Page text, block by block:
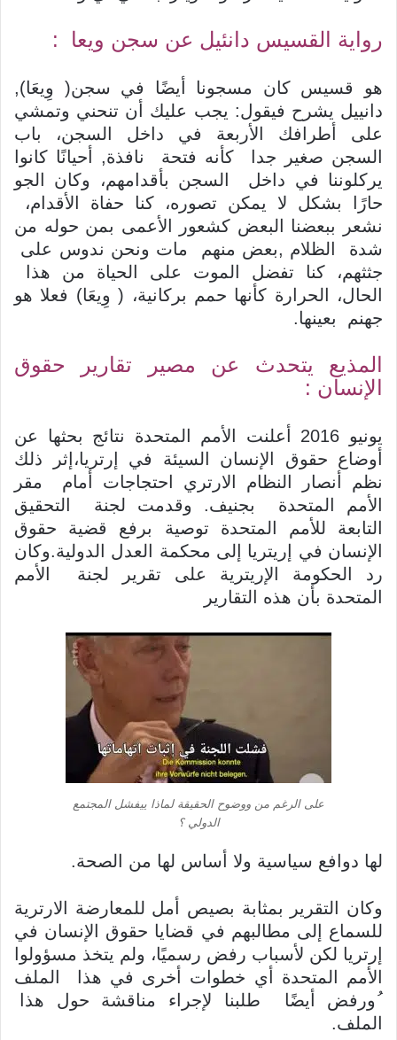
رواية القسيس دانئيل عن سجن ويعا :
هو قسيس كان مسجونا أيضًا في سجن( وِيعَا),
دانييل يشرح فيقول: يجب عليك أن تنحني وتمشي
على أطرافك الأربعة في داخل السجن، باب
السجن صغير جدا كأنه فتحة نافذة, أحيانًا كانوا
يركلوننا في داخل السجن بأقدامهم، وكان الجو
حارًا بشكل لا يمكن تصوره، كنا حفاة الأقدام،
نشعر ببعضنا البعض كشعور الأعمى بمن حوله من
شدة الظلام ,بعض منهم مات ونحن ندوس على
جثثهم، كنا تفضل الموت على الحياة من هذا
الحال، الحرارة كأنها حمم بركانية، ( وِيعَا) فعلا هو
جهنم بعينها.
المذيع يتحدث عن مصير تقارير حقوق
الإنسان :
يونيو 2016 أعلنت الأمم المتحدة نتائج بحثها عن
أوضاع حقوق الإنسان السيئة في إرتريا،إثر ذلك
نظم أنصار النظام الارتري احتجاجات أمام مقر
الأمم المتحدة بجنيف. وقدمت لجنة التحقيق
التابعة للأمم المتحدة توصية برفع قضية حقوق
الإنسان في إريتريا إلى محكمة العدل الدولية.وكان
رد الحكومة الإريترية على تقرير لجنة الأمم
المتحدة بأن هذه التقارير
على الرغم من ووضوح الحقيقة لماذا ييفشل المجتمع
الدولي ؟
لها دوافع سياسية ولا أساس لها من الصحة.
وكان التقرير بمثابة بصيص أمل للمعارضة الارترية
للسماع إلى مطالبهم في قضايا حقوق الإنسان في
إرتريا لكن لأسباب رفض رسميًا، ولم يتخذ مسؤولوا
الأمم المتحدة أي خطوات أخرى في هذا الملف
ُورفض أيضًا طلبنا لإجراء مناقشة حول هذا
الملف.